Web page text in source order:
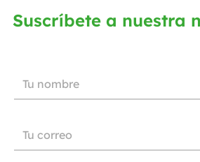
Suscríbete a nuestra